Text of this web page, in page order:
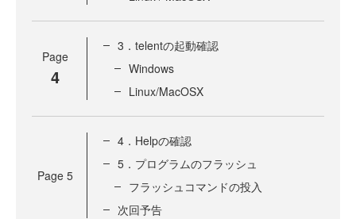
Page
4
3．telentの起動確認
Windows
Linux/MacOSX
Page 5
4．Helpの確認
5．プログラムのフラッシュ
フラッシュコマンドの投入
次回予告